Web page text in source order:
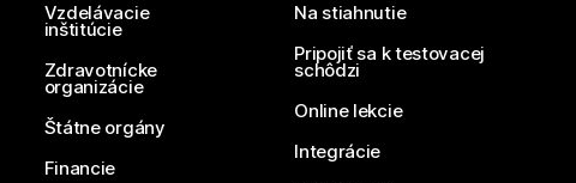
Vzdelávacie
inštitúcie
Zdravotnícke
organizácie
Štátne orgány
Financie
Na stiahnutie
Pripojiť sa k testovacej
schôdzi
Online lekcie
Integrácie